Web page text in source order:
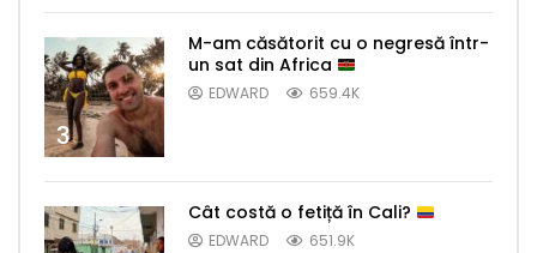
3
M-am căsătorit cu o negresă într-
un sat din Africa
EDWARD 659.4K
Cât costă o fetiță în Cali?
EDWARD 651.9K